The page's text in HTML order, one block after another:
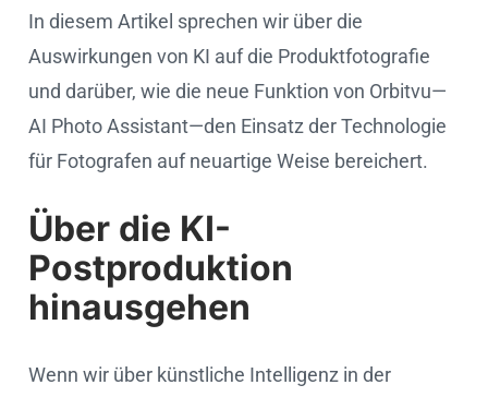
In diesem Artikel sprechen wir über die
Auswirkungen von KI auf die Produktfotografie
und darüber, wie die neue Funktion von Orbitvu—
AI Photo Assistant—den Einsatz der Technologie
für Fotografen auf neuartige Weise bereichert.
Über die KI-
Postproduktion
hinausgehen
Wenn wir über künstliche Intelligenz in der